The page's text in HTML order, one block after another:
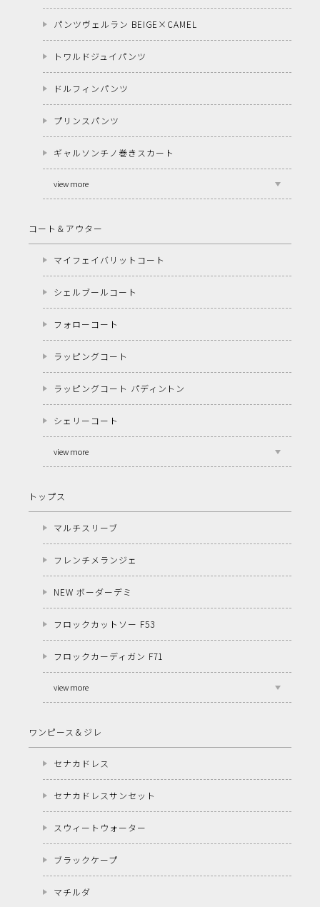
パンツヴェルラン BEIGE×CAMEL
トワルドジュイパンツ
ドルフィンパンツ
プリンスパンツ
ギャルソンチノ巻きスカート
view more
コート＆アウター
マイフェイバリットコート
シェルブールコート
フォローコート
ラッピングコート
ラッピングコート パディントン
シェリーコート
view more
トップス
マルチスリーブ
フレンチメランジェ
NEW ボーダーデミ
フロックカットソー F53
フロックカーディガン F71
view more
ワンピース＆ジレ
セナカドレス
セナカドレスサンセット
スウィートウォーター
ブラックケープ
マチルダ